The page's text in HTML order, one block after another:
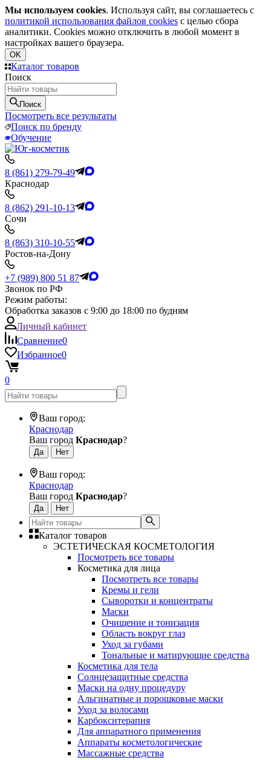
Мы используем cookies. Используя сайт, вы соглашаетесь с
политикой использования файлов cookies с целью сбора
аналитики. Cookies можно отключить в любой момент в
настройках вашего браузера.
OK
Каталог товаров
Поиск
Поиск
Посмотреть все результаты
Поиск по бренду
Обучение
8 (861) 279-79-49
Краснодар
8 (862) 291-10-13
Сочи
8 (863) 310-10-55
Ростов-на-Дону
+7 (989) 800 51 87
Звонок по РФ
Режим работы:
Обработка заказов с 9:00 до 18:00 по будням
Личный кабинет
Сравнение0
Избранное0
0
Ваш город:
Краснодар
Ваш город Краснодар?
Ваш город:
Краснодар
Ваш город Краснодар?
Каталог товаров
ЭСТЕТИЧЕСКАЯ КОСМЕТОЛОГИЯ
Посмотреть все товары
Косметика для лица
Посмотреть все товары
Кремы и гели
Сыворотки и концентраты
Маски
Очищение и тонизация
Область вокруг глаз
Уход за губами
Тональные и матирующие средства
Косметика для тела
Солнцезащитные средства
Маски на одну процедуру
Альгинатные и порошковые маски
Уход за волосами
Карбокситерапия
Для аппаратного применения
Аппараты косметологические
Массажные средства